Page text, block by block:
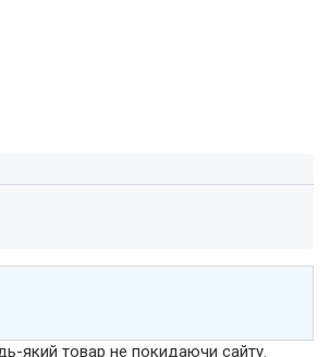
який товар не покидаючи сайту.